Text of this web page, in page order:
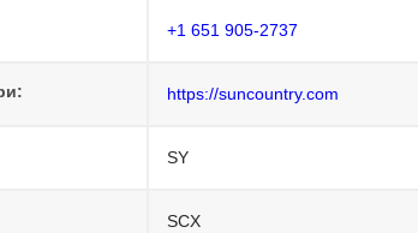
+1 651 905-2737
https://suncountry.com
SY
SCX